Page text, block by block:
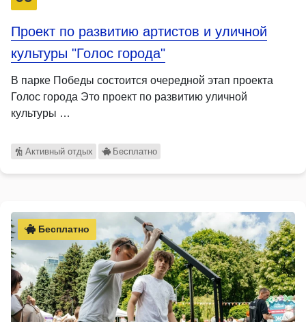
Проект по развитию артистов и уличной
культуры "Голос города"
В парке Победы состоится очередной этап проекта
Голос города Это проект по развитию уличной
культуры …
Активный отдых Бесплатно
Бесплатно